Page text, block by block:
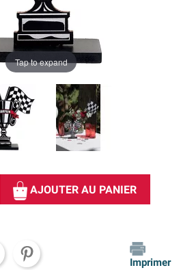
Tap to expand
AJOUTER AU PANIER
Imprimer